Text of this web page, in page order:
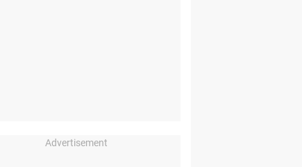
Advertisement